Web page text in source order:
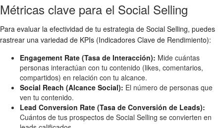
Métricas clave para el Social Selling
Para evaluar la efectividad de tu estrategia de Social Selling, puedes
rastrear una variedad de KPIs (Indicadores Clave de Rendimiento):
Engagement Rate (Tasa de Interacción): Mide cuántas
personas interactúan con tu contenido (likes, comentarios,
compartidos) en relación con tu alcance.
Social Reach (Alcance Social): El número de personas que
ven tu contenido.
Lead Conversion Rate (Tasa de Conversión de Leads):
Cuántos de tus prospectos de Social Selling se convierten en